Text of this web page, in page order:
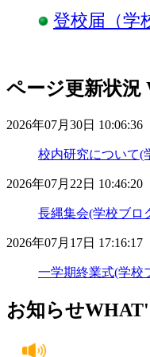
登校届（学
ページ更新状況
2026年07月30日 10:06:36
校内研究について(
2026年07月22日 10:46:20
長縄集会(学校ブロ
2026年07月17日 17:16:17
一学期終業式(学校
お知らせ